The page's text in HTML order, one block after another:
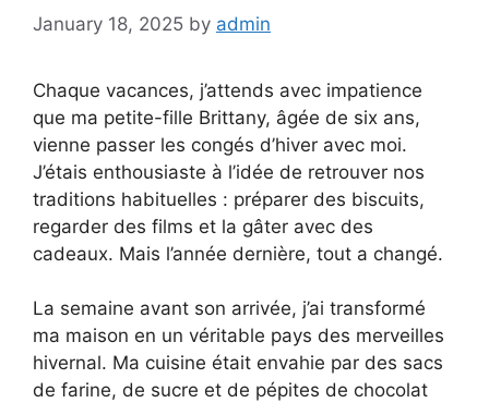
January 18, 2025 by admin
Chaque vacances, j’attends avec impatience
que ma petite-fille Brittany, âgée de six ans,
vienne passer les congés d’hiver avec moi.
J’étais enthousiaste à l’idée de retrouver nos
traditions habituelles : préparer des biscuits,
regarder des films et la gâter avec des
cadeaux. Mais l’année dernière, tout a changé.
La semaine avant son arrivée, j’ai transformé
ma maison en un véritable pays des merveilles
hivernal. Ma cuisine était envahie par des sacs
de farine, de sucre et de pépites de chocolat